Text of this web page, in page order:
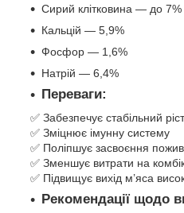
Сирий клітковина — до 7%
Кальцій — 5,9%
Фосфор — 1,6%
Натрій — 6,4%
Переваги:
✅ Забезпечує стабільний
✅ Зміцнює імунну систему
✅ Поліпшує засвоєння
✅ Зменшує витрати на
✅ Підвищує вихід м’яса
Рекомендації щодо